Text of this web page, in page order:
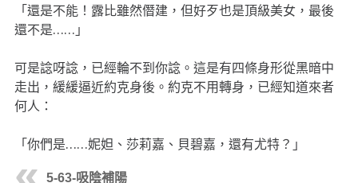
「還是不能！露比雖然僭建，但好歹也是頂級美女，最後
還不是……」
可是諗呀諗，已經輪不到你諗。這是有四條身形從黑暗中
走出，緩緩逼近約克身後。約克不用轉身，已經知道來者
何人：
「你們是……妮妲、莎莉嘉、貝碧嘉，還有尤特？」
5-63-吸陰補陽